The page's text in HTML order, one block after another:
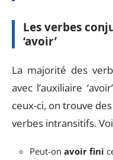
Les verbes
‘avoir’
La majorité des
avec l’auxiliaire
ceux-ci, on trouve
verbes intransitifs.
Peut-on avoir fini